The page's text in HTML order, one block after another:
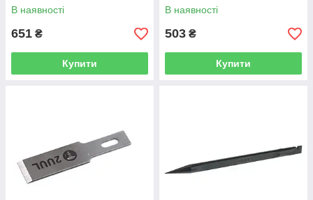
В наявності
651 ₴
Купити
В наявності
503 ₴
Купити